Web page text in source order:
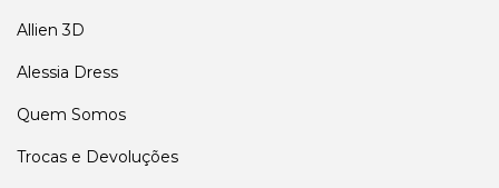
Allien 3D
Alessia Dress
Quem Somos
Trocas e Devoluções